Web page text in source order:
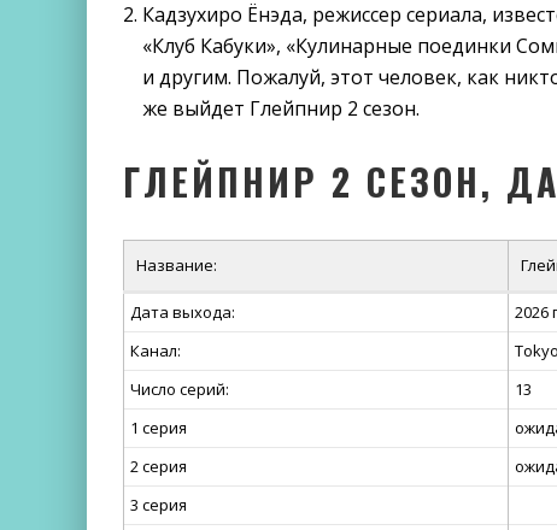
Кадзухиро Ёнэда, режиссер сериала,
«Клуб Кабуки», «Кулинарные поединки
и другим. Пожалуй, этот человек, как
же выйдет Глейпнир 2 сезон.
ГЛЕЙПНИР 2 СЕЗОН,
Название:
Дата выхода:
2026
Канал:
Число серий:
13
1 серия
2 серия
3 серия